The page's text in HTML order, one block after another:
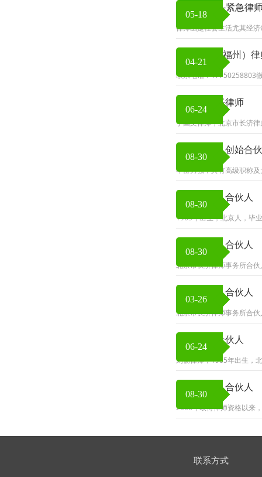
05-18
闪电律师函-紧急律
律师函是社会生活尤其经
04-21
北京长济（福州）
联系电话：17750258803
06-24
丁国文 主任律师
丁国文律师，北京市长济
08-30
朱寿全律师 创始合
年富力强，具有高级职称
08-30
丁思慧律师 合伙人
1965年出生，北京人，毕
08-30
彭爱民律师 合伙人
北京市长济律师事务所合
03-26
白继坤律师 合伙人
北京市长济律师事务所合
06-24
刘畅律师 合伙人
刘畅律师，1985年出生，
08-30
霍随军律师 合伙人
2006年取得律师资格以来
联系方式